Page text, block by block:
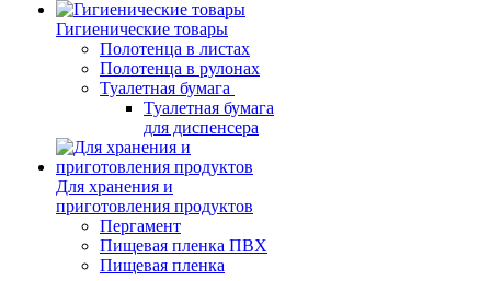
Гигиенические товары
Полотенца в листах
Полотенца в рулонах
Туалетная бумага
Туалетная бумага
для диспенсера
Для хранения и
приготовления продуктов
Пергамент
Пищевая пленка ПВХ
Пищевая пленка